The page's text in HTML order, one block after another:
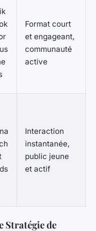
Format court
et engageant,
communauté
active
Interaction
instantanée,
public jeune
et actif
Stratégie de